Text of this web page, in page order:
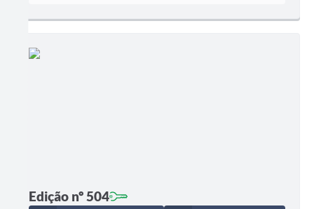
Edição nº 504